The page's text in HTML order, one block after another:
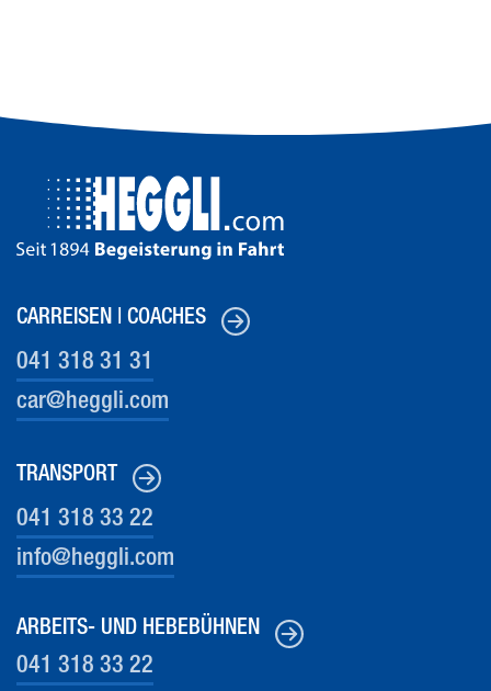
CARREISEN | COACHES
041 318 31 31
car@heggli.com
TRANSPORT
041 318 33 22
info@heggli.com
ARBEITS- UND HEBEBÜHNEN
041 318 33 22